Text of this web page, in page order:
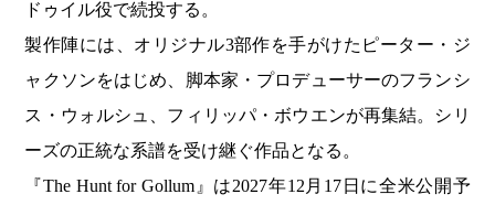
ドゥイル役で続投する。
製作陣には、オリジナル3部作を手がけたピーター・ジ
ャクソンをはじめ、脚本家・プロデューサーのフランシ
ス・ウォルシュ、フィリッパ・ボウエンが再集結。シリ
ーズの正統な系譜を受け継ぐ作品となる。
『The Hunt for Gollum』は2027年12月17日に全米公開予